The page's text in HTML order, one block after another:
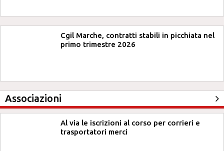
Cgil Marche, contratti stabili in picchiata nel
primo trimestre 2026
Associazioni
Al via le iscrizioni al corso per corrieri e
trasportatori merci